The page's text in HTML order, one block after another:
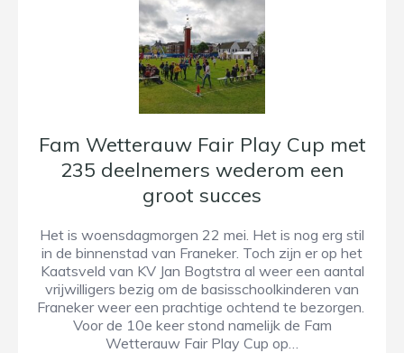
Fam Wetterauw Fair Play Cup met
235 deelnemers wederom een
groot succes
Het is woensdagmorgen 22 mei. Het is nog erg stil
in de binnenstad van Franeker. Toch zijn er op het
Kaatsveld van KV Jan Bogtstra al weer een aantal
vrijwilligers bezig om de basisschoolkinderen van
Franeker weer een prachtige ochtend te bezorgen.
Voor de 10e keer stond namelijk de Fam
Wetterauw Fair Play Cup op…